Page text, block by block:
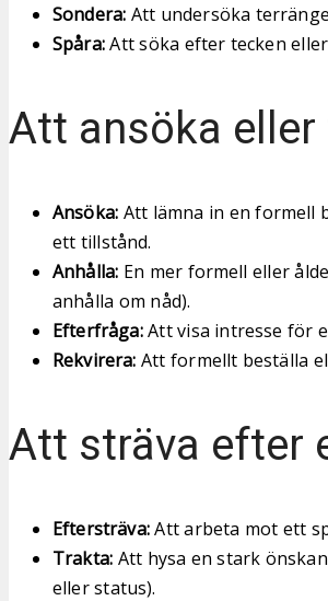
Sondera: Att undersöka
Spåra:Att söka efter tecken
Att ansöka
Ansöka: Att lämna in en formell
ett tillstånd.
Anhålla: En mer formell eller
anhålla om nåd).
Efterfråga:Att visa intresse för
Rekvirera: Att formellt beställa
Att sträva efter
Eftersträva:Att arbeta mot ett
Trakta: Att hysa en stark
eller status).